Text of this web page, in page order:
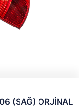
(SAĞ) ORJİNAL